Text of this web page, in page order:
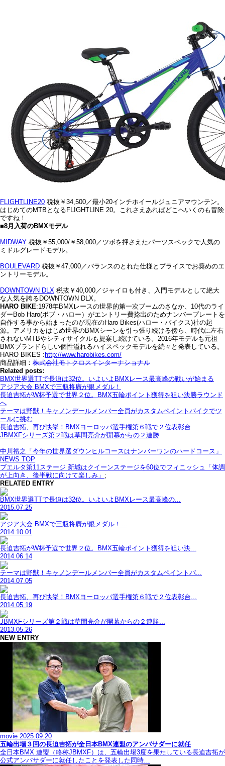
FLIGHTLINE20 税抜￥34,500／最小20インチホイールジュニアマウンテン。
はじめてのMTBとなるFLIGHTLINE 20。これさえあればどこへいくのも冒険
ですね！
■8月入荷のBMXモデル
MIDWAY 税抜￥55,000/￥58,000／ツボを押さえたパーツスペックで人気の
ミドルグレードモデル。
BOULEVARD 税抜￥47,000／バランスのとれた仕様とプライスでお奨めのエ
ントリーモデル。
DOWNTOWN DLX 税抜￥40,000／ジャイロも付き、入門モデルとして絶大
な人気を誇るDOWNTOWN DLX。
HARO BIKE:1978年BMXレースの世界的第一次ブームのさなか、10代のライ
ダーBob Haro(ボブ・ハロー）がエントリー費捻出のためナンバープレートを
自作する事から始まったのが現在のHaro Bikes(ハロー・バイクス)社の起
源。アメリカをはじめ世界のBMXシーンを引っ張り続ける傍ら、時代に左右
されないMTBやシティサイクルも提案し続けている。2016年モデルも元祖
BMXブランドらしい個性溢れるハイスペックモデルを続々と発表している。
HARO BIKES :http://www.harobikes.com/
商品詳細： 株式会社モトクロスインターナショナル
Related posts:
BMX世界選TTで長迫は32位。いよいよBMXレース最高峰の戦いが始まる
アジア大会 BMXで三瓶将廣が銀メダル！
長迫吉拓がW杯予選で世界２位。BMX五輪ポイント獲得を狙い決勝ラウンド
へ
テーマは野獣！キャノンデールメンバー全員がカスタムペイントバイクでツ
ールに挑む
長迫吉拓、再び快挙！BMXヨーロッパ選手権第６戦で２位表彰台
JBMXFシリーズ第２戦は草間亮介が開幕からの２連勝
中川裕之「今年の世界選ダウンヒルコースはナンバーワンのハードコース」
NEWS TOP
ブエルタ第11ステージ 新城はクイーンステージを60位でフィニッシュ「体調
が上向き、後半戦に向けて楽しみ」 ;
RELATED ENTRY
BMX世界選TTで長迫は32位。いよいよBMXレース最高峰の...
2015.07.25
アジア大会 BMXで三瓶将廣が銀メダル！...
2014.10.01
長迫吉拓がW杯予選で世界２位。BMX五輪ポイント獲得を狙い決...
2014.06.14
テーマは野獣！キャノンデールメンバー全員がカスタムペイントバ...
2014.07.05
長迫吉拓、再び快挙！BMXヨーロッパ選手権第６戦で２位表彰台...
2014.05.19
JBMXFシリーズ第２戦は草間亮介が開幕からの２連勝...
2013.05.26
NEW ENTRY
movie 2025.09.20
五輪出場３回の長迫吉拓が全日本BMX連盟のアンバサダーに就任
全日本BMX 連盟（略称JBMXF）は、五輪出場3度を果たしている長迫吉拓が
公式アンバサダーに就任したことを発表した同時…